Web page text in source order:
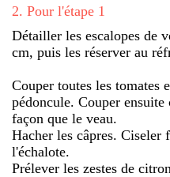
2. Pour l'étape 1
Détailler les escalopes de
cm, puis les réserver au
Couper toutes les tomates
pédoncule. Couper ensuite
façon que le veau.
Hacher les câpres. Ciseler
l'échalote.
Prélever les zestes de